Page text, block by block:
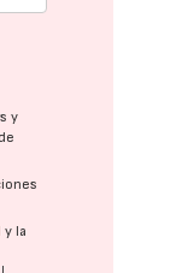
y
y la